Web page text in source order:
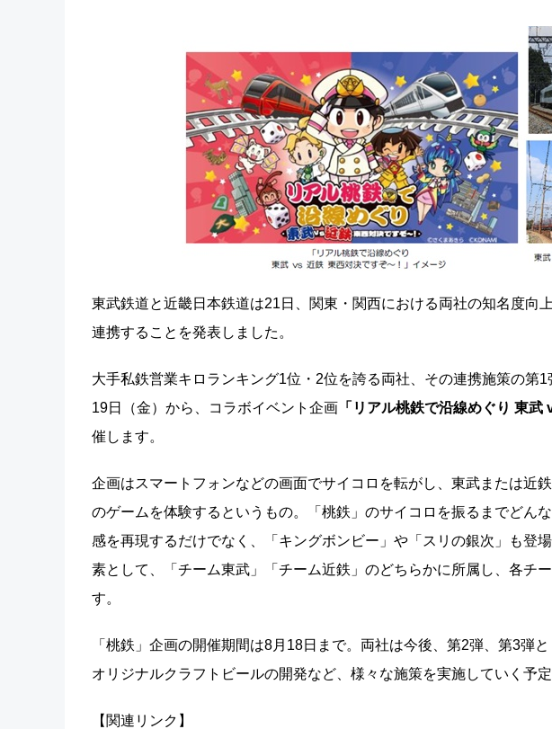
東武鉄道と近畿日本鉄道は21日、関東・関西における両社の知名度向
連携することを発表しました。
大手私鉄営業キロランキング1位・2位を誇る両社、その連携施策の第1
19日（金）から、コラボイベント企画 「リアル桃鉄で沿線めぐり 東武
催します。
企画はスマートフォンなどの画面でサイコロを転がし、東武または近
のゲームを体験するというもの。「桃鉄」のサイコロを振るまでどん
感を再現するだけでなく、「キングボンビー」や「スリの銀次」も登
素として、「チーム東武」「チーム近鉄」のどちらかに所属し、各チ
す。
「桃鉄」企画の開催期間は8月18日まで。両社は今後、第2弾、第3弾
オリジナルクラフトビールの開発など、様々な施策を実施していく予定
【関連リンク】